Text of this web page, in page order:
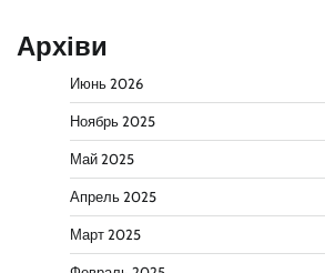
Архіви
Июнь 2026
Ноябрь 2025
Май 2025
Апрель 2025
Март 2025